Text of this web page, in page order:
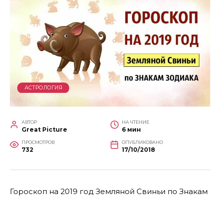
АСТРОЛОГИЯ
АВТОР
Great Picture
НА ЧТЕНИЕ
6 мин
ПРОСМОТРОВ
732
ОПУБЛИКОВАНО
17/10/2018
Гороскоп на 2019 год Земляной Свиньи по Знакам